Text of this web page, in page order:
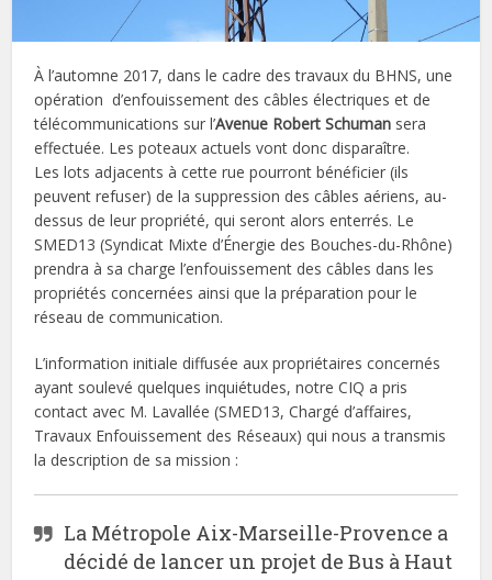
À l’automne 2017, dans le cadre des travaux du BHNS, une
opération d’enfouissement des câbles électriques et de
télécommunications sur l’Avenue Robert Schuman sera
effectuée. Les poteaux actuels vont donc disparaître.
Les lots adjacents à cette rue pourront bénéficier (ils
peuvent refuser) de la suppression des câbles aériens, au-
dessus de leur propriété, qui seront alors enterrés. Le
SMED13 (Syndicat Mixte d’Énergie des Bouches-du-Rhône)
prendra à sa charge l’enfouissement des câbles dans les
propriétés concernées ainsi que la préparation pour le
réseau de communication.
L’information initiale diffusée aux propriétaires concernés
ayant soulevé quelques inquiétudes, notre CIQ a pris
contact avec M. Lavallée (SMED13, Chargé d’affaires,
Travaux Enfouissement des Réseaux) qui nous a transmis
la description de sa mission :
La Métropole Aix-Marseille-Provence a
décidé de lancer un projet de Bus à Haut